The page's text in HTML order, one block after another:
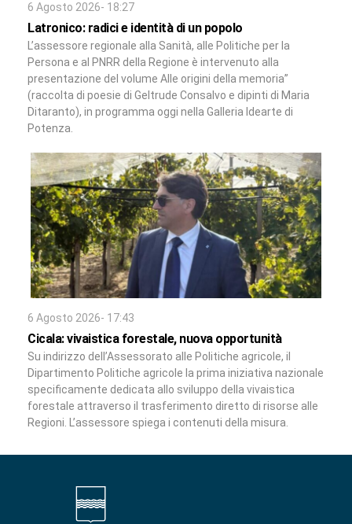
6 Agosto 2026- 18:27
Latronico: radici e identità di un popolo
L’assessore regionale alla Sanità, alle Politiche per la
Persona e al PNRR della Regione è intervenuto alla
presentazione del volume Alle origini della memoria”
(raccolta di poesie di Geltrude Consalvo e dipinti di Maria
Ditaranto), in programma oggi nella Galleria Idearte di
Potenza.
6 Agosto 2026- 17:43
Cicala: vivaistica forestale, nuova opportunità
Su indirizzo dell’Assessorato alle Politiche agricole, il
Dipartimento Politiche agricole la prima iniziativa nazionale
specificamente dedicata allo sviluppo della vivaistica
forestale attraverso il trasferimento diretto di risorse alle
Regioni. L’assessore spiega i contenuti della misura.